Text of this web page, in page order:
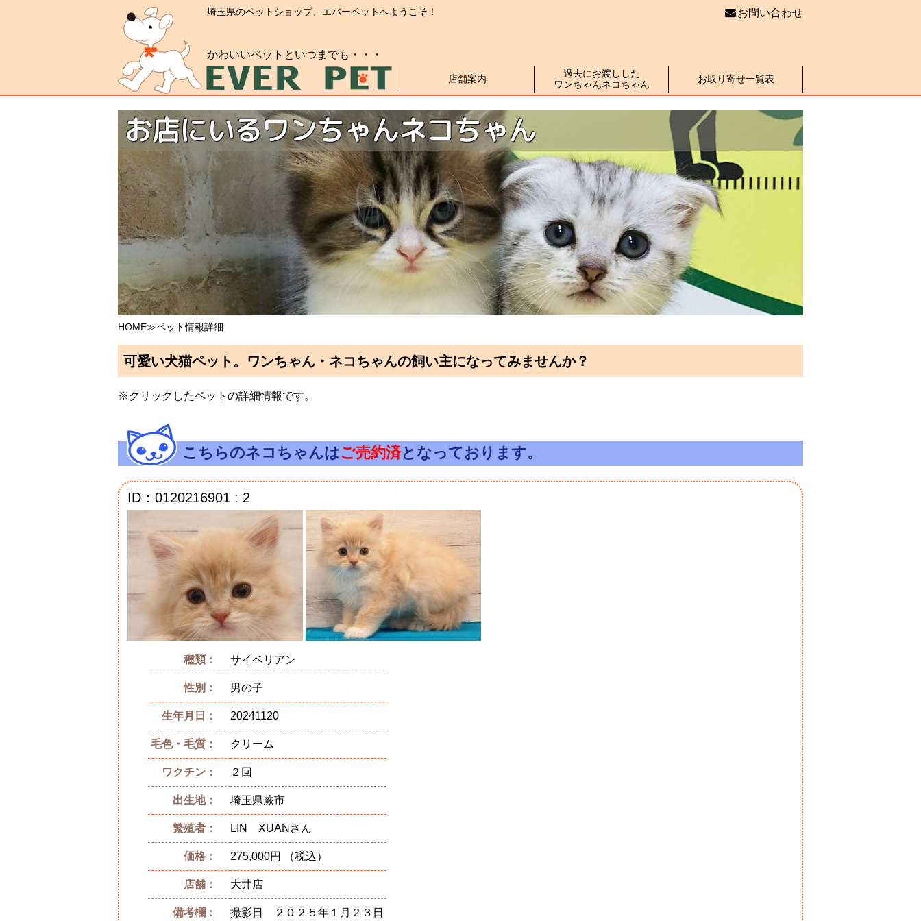
埼玉県のペットショップ、 エバーペットへようこそ！
かわいいペットといつまでも・・・
店舗案内
過去にお渡しした
ワンちゃんネコちゃん
お取り寄せ一覧表
お問い合わせ
お店にいるワンちゃんネコちゃん
HOME≫ペット情報詳細
可愛い犬猫ペット。ワンちゃん・ネコちゃんの飼い主になってみませんか？
※クリックしたペットの詳細情報です。
こちらのネコちゃんはご売約済となっております。
ID：0120216901 : 2
種類： サイベリアン
性別： 男の子
生年月日： 20241120
毛色・毛質： クリーム
ワクチン： ２回
出生地： 埼玉県蕨市
繁殖者： LIN XUANさん
価格： 275,000円 （税込）
店舗： 大井店
備考欄： 撮影日 ２０２５年１月２３日